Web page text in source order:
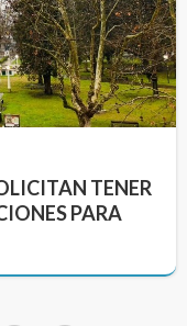
TENER
PARA